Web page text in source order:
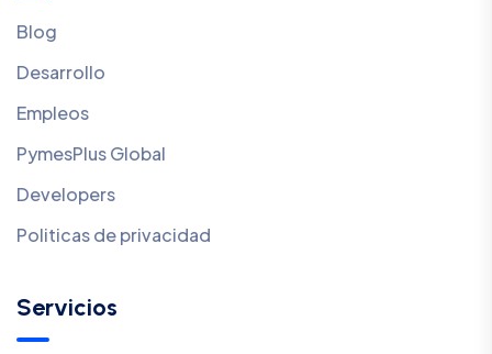
Blog
Desarrollo
Empleos
PymesPlus Global
Developers
Politicas de privacidad
Servicios